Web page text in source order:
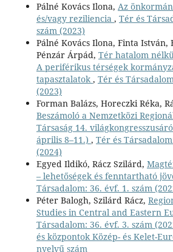
Pálné Kovács Ilona, Az
és/vagy reziliencia , Tér és
szám (2023)
Pálné Kovács Ilona, Finta István,
Pénzár Árpád, Tér hatalom
A periférikus térségek
tapasztalatok , Tér és
(2023)
Forman Balázs, Horeczki Réka,
Beszámoló a Nemzetközi
Társaság 14.
április 8–11.) , Tér és
(2024)
Egyed Ildikó, Rácz Szilárd,
– lehetőségek és fenntartható
Társadalom: 36. évf. 1. szám
Péter Balogh, Szilárd Rácz,
Studies in Central and Eastern
Társadalom: 36. évf. 3. szám
és központok Közép- és Kelet-
nyelvű szám